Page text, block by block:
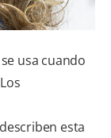
usa cuando
esta